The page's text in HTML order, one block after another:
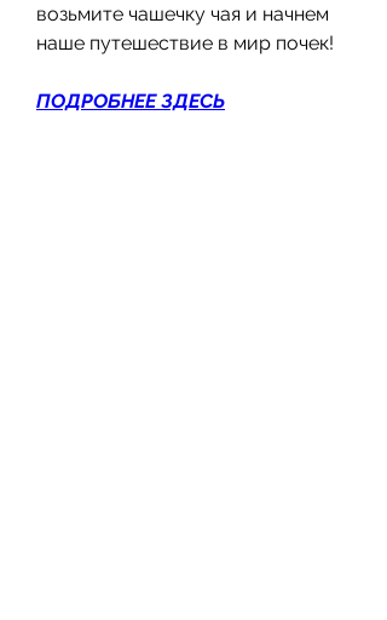
возьмите чашечку чая и начнем
наше путешествие в мир почек!
ПОДРОБНЕЕ ЗДЕСЬ